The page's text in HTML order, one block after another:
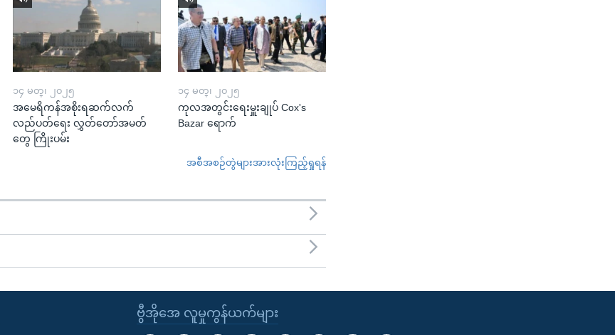
၁၄ မတ္၊ ၂၀၂၅
အမေရိကန်အစိုးရဆက်လက်
လည်ပတ်ရေး လွှတ်တော်အမတ်
တွေ ကြိုးပမ်း
၁၄ မတ္၊ ၂၀၂၅
ကုလအတွင်းရေးမှူးချုပ် Cox's
Bazar ရောက်
အစီအစဉ်တွဲများအားလုံးကြည့်ရှုရန်
ဗွီအိုအေ လူမှုကွန်ယက်များ